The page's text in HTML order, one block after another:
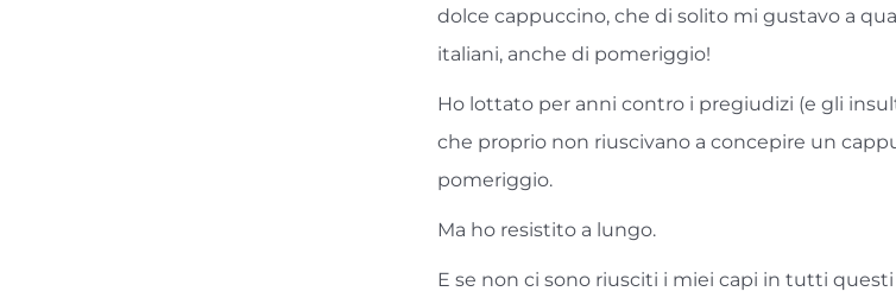
dolce cappuccino, che di solito mi gustavo a
italiani, anche di pomeriggio!
Ho lottato per anni contro i pregiudizi (e gli
che proprio non riuscivano a concepire un
pomeriggio.
Ma ho resistito a lungo.
E se non ci sono riusciti i miei capi in tutti